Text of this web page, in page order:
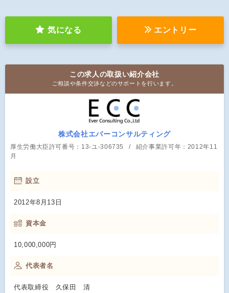
気になる エントリー
この求人の取扱い紹介会社
ご相談や条件交渉などのサポートを行います。
株式会社エバーコンサルティング
厚生労働大臣許可番号：13-ユ-306735
紹介事業許可年：2012年11
月
設立
2012年8月13日
資本金
10,000,000円
代表者名
代表取締役 久保田 清